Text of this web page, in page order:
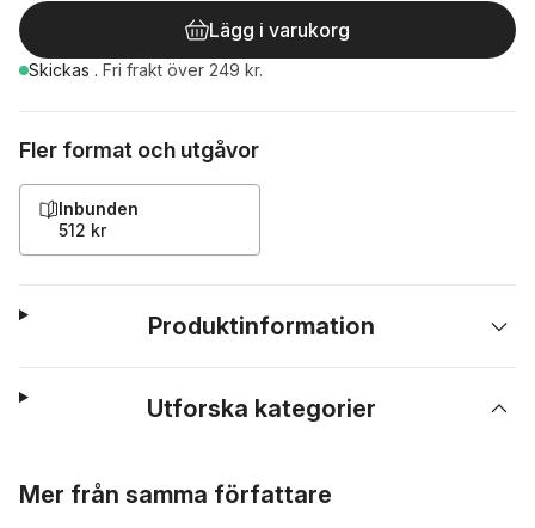
Lägg i varukorg
Skickas . Fri frakt över 249 kr.
Fler format och utgåvor
Inbunden
512 kr
Produktinformation
Utforska kategorier
Mer från samma författare